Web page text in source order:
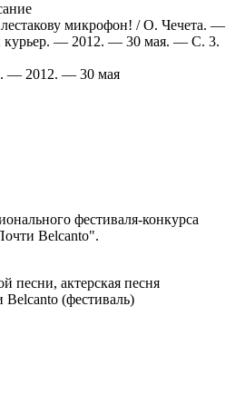
микрофон! / О. Чечета. —
курьер. — 2012. — 30 мая. — С. 3.
— 2012. — 30 мая
фестиваля-конкурса
Belcanto".
песни, актерская песня
(фестиваль)